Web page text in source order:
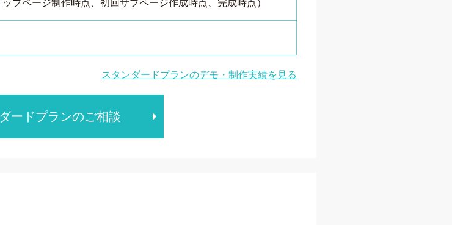
プページ制作時点、初回サブページ作成時点、完成時点）
スタンダードプランのデモ・制作実績を見る
ードプランのご相談